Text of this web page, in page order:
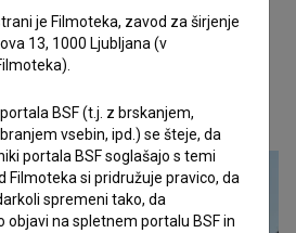
je Filmoteka, zavod za širjenje
13, 1000 Ljubljana (v
BSF (t.j. z brskanjem,
vsebin, ipd.) se šteje, da
portala BSF soglašajo s temi
Filmoteka si pridružuje pravico, da
spremeni tako, da
objavi na spletnem portalu BSF in